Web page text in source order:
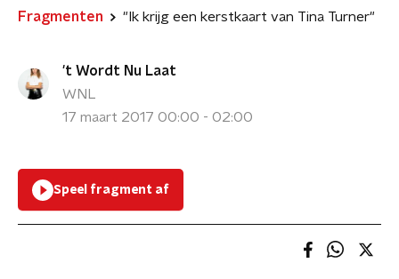
Fragmenten "Ik krijg een kerstkaart van Tina Turner"
't Wordt Nu Laat
WNL
17 maart 2017 00:00 - 02:00
Speel fragment af